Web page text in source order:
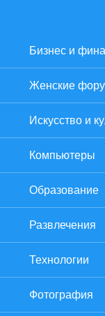
Бизнес и
Женские
Искусство и
Компьютеры
Образование
Развлечения
Технологии
Фотография